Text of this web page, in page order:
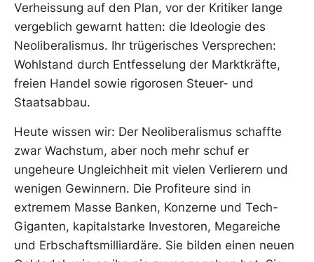
Verheissung auf den Plan, vor der Kritiker lange
vergeblich gewarnt hatten: die Ideologie des
Neoliberalismus. Ihr trügerisches Versprechen:
Wohlstand durch Entfesselung der Marktkräfte,
freien Handel sowie rigorosen Steuer- und
Staatsabbau.
Heute wissen wir: Der Neoliberalismus schaffte
zwar Wachstum, aber noch mehr schuf er
ungeheure Ungleichheit mit vielen Verlierern und
wenigen Gewinnern. Die Profiteure sind in
extremem Masse Banken, Konzerne und Tech-
Giganten, kapitalstarke Investoren, Megareiche
und Erbschaftsmilliardäre. Sie bilden einen neuen